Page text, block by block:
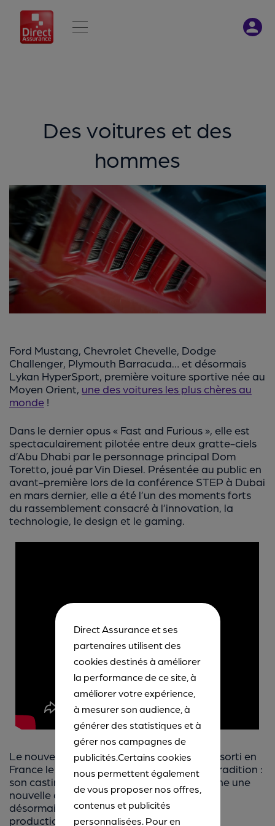
Des voitures et des
hommes
Ford Mustang, Chevrolet Chevelle, Dodge
Challenger, Plymouth Barracuda… et désormais
Lykan HyperSport, première voiture sportive née au
Moyen Orient, une des voitures les plus chères au
monde !
Dans le dernier opus « Fast and Furious », elle est
spectaculairement pilotée entre deux gratte-ciels
d’Abu Dhabi par le personnage principal Dom
Toretto, joué par Vin Diesel. Présentée au public en
avant-première lors de la conférence STEP à Dubai
en mars dernier, elle a été l’un des moments forts
du rassemblement consacré à l’innovation, la
technologie, le design et le gaming.
Le nouvel épisode de « Fast and Furious », sorti en
France le 1er avril dernier, ne trahit pas la tradition :
son casting de voitures survitaminées donne une
nouvelle dimension à la saga, qui navigue
désormais entre the Avengers et autres
productions de superhéros dans leurs
Direct Assurance et ses
partenaires utilisent des
cookies destinés à améliorer
la performance de ce site, à
améliorer votre expérience,
à mesurer son audience, à
générer des statistiques et à
gérer nos campagnes de
publicités.Certains cookies
nous permettent également
de vous proposer nos offres,
contenus et publicités
personnalisées. Pour en